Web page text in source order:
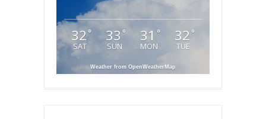
32 °
SAT
33 °
SUN
31 °
MON
32 °
TUE
Weather from OpenWeatherMap